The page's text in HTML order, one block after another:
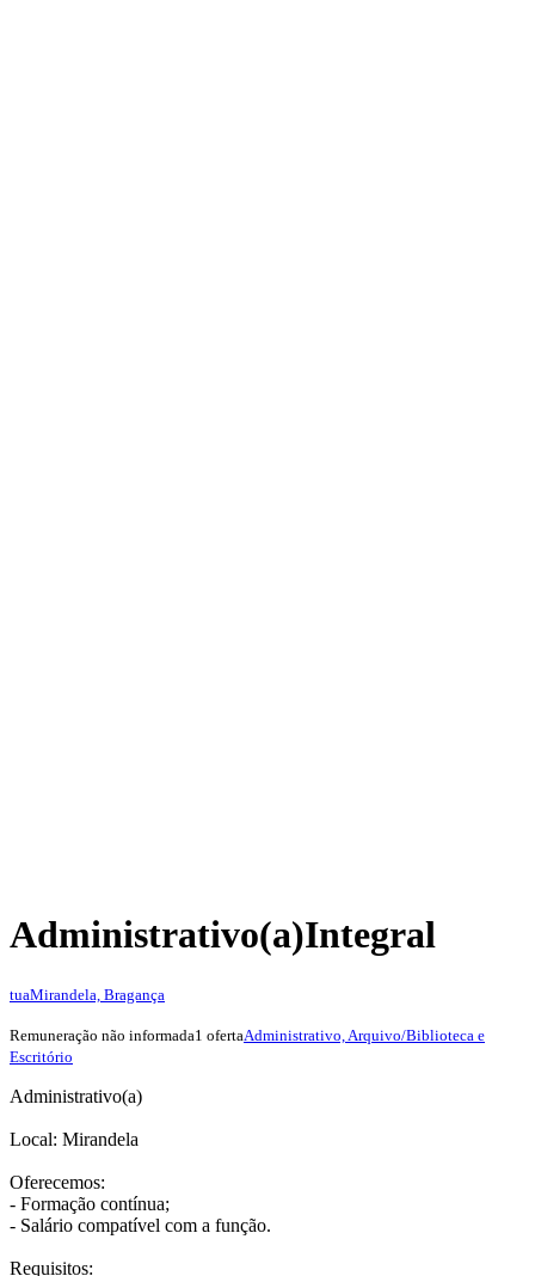
Administrativo(a)Integral
tuaMirandela, Bragança
Remuneração não informada1 ofertaAdministrativo, Arquivo/Biblioteca e
Escritório
Administrativo(a)
Local: Mirandela
Oferecemos:
- Formação contínua;
- Salário compatível com a função.
Requisitos: